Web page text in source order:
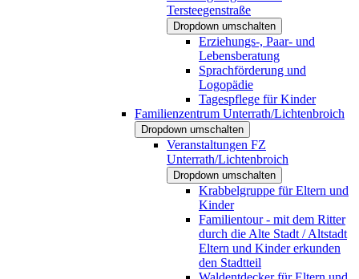
Tersteegenstraße
Dropdown umschalten
Erziehungs-, Paar- und
Lebensberatung
Sprachförderung und
Logopädie
Tagespflege für Kinder
Familienzentrum Unterrath/Lichtenbroich
Dropdown umschalten
Veranstaltungen FZ
Unterrath/Lichtenbroich
Dropdown umschalten
Krabbelgruppe für Eltern und
Kinder
Familientour - mit dem Ritter
durch die Alte Stadt / Altstadt
Eltern und Kinder erkunden
den Stadtteil